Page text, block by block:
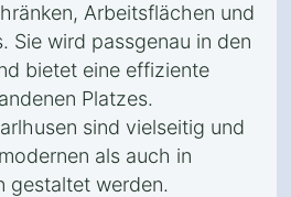
Arbeitsflächen und
Sie wird passgenau in den
bietet eine effiziente
Platzes.
sind vielseitig und
als auch in
gestaltet werden.